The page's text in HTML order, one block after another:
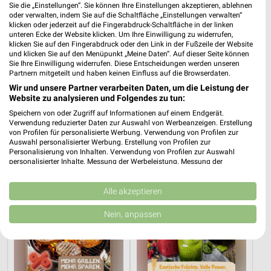
5,3 km
Angebote ab 03.08.
Noch morgen gültig
3,3 km
Angebote ab 06.08.
Gültig bis Mi. 12.08.
Sie die „Einstellungen“. Sie können Ihre Einstellungen akzeptieren, ablehnen
oder verwalten, indem Sie auf die Schaltfläche „Einstellungen verwalten“
klicken oder jederzeit auf die Fingerabdruck-Schaltfläche in der linken
unteren Ecke der Website klicken. Um Ihre Einwilligung zu widerrufen,
klicken Sie auf den Fingerabdruck oder den Link in der Fußzeile der Website
und klicken Sie auf den Menüpunkt „Meine Daten“. Auf dieser Seite können
Sie Ihre Einwilligung widerrufen. Diese Entscheidungen werden unseren
Partnern mitgeteilt und haben keinen Einfluss auf die Browserdaten.
Wir und unsere Partner verarbeiten Daten, um die Leistung der
Website zu analysieren und Folgendes zu tun:
Speichern von oder Zugriff auf Informationen auf einem Endgerät.
Verwendung reduzierter Daten zur Auswahl von Werbeanzeigen. Erstellung
von Profilen für personalisierte Werbung. Verwendung von Profilen zur
Auswahl personalisierter Werbung. Erstellung von Profilen zur
Personalisierung von Inhalten. Verwendung von Profilen zur Auswahl
personalisierter Inhalte. Messung der Werbeleistung. Messung der
Kombinationen von Daten aus verschiedenen Quellen. Entwicklung und
Verbesserung der Angebote. Verwendung reduzierter Daten zur Auswahl
von Inhalten.
Daten können außerhalb der Europäischen Union weitergegeben und in die
USA gesendet werden.
Website/App.
Partnerliste anzeigen (1 IAB-Anbieter)
Alle akzeptieren
Nein, anpassen